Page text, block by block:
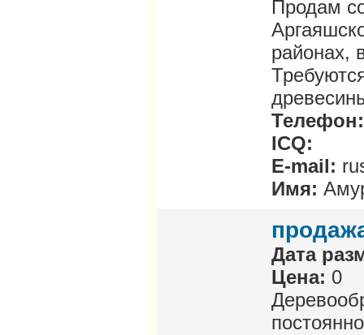
Продам
районах,
ICQ:
E-mail:
Имя:
Дата
Цена: 0